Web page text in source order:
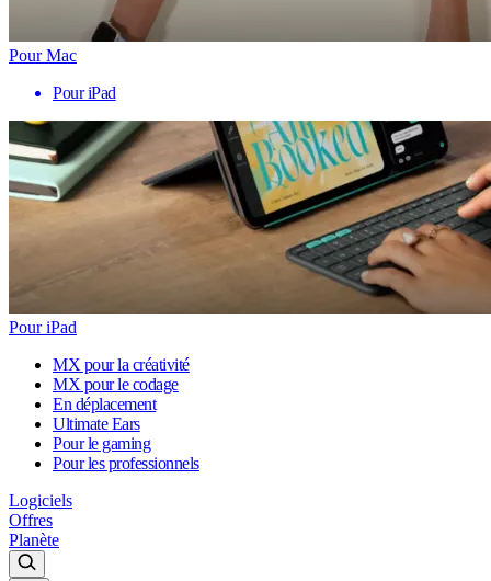
Pour Mac
Pour iPad
Pour iPad
MX pour la créativité
MX pour le codage
En déplacement
Ultimate Ears
Pour le gaming
Pour les professionnels
Logiciels
Offres
Planète